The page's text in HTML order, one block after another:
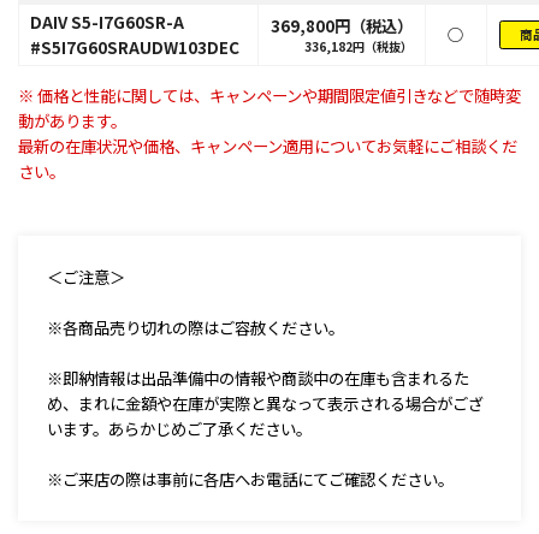
DAIV S5-I7G60SR-A
#S5I7G60SRAUDW103DEC
369,800円（税込）
336,182円（税抜）
○ 商
※ 価格と性能に関しては、キャンペーンや期間限定値引きなどで随時変
動があります。
最新の在庫状況や価格、キャンペーン適用についてお気軽にご相談くだ
さい。
＜ご注意＞
※各商品売り切れの際はご容赦ください。
※即納情報は出品準備中の情報や商談中の在庫も含まれるた
め、まれに金額や在庫が実際と異なって表示される場合がござ
います。あらかじめご了承ください。
※ご来店の際は事前に各店へお電話にてご確認ください。